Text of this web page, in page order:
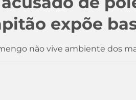
expõe
não vive ambiente dos